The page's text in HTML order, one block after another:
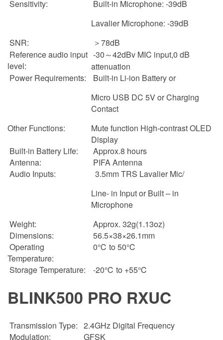
Sensitivity:
Built-in Microphone: -39dB
Lavalier Microphone: -39dB
SNR:
＞78dB
Reference audio input
level:
-30～42dBv MIC input,0 dB
attenuation
Power Requirements:
Built-in Li-ion Battery or
Micro USB DC 5V or Charging
Contact
Other Functions:
Mute function High-contrast OLED
Display
Built-in Battery Life:
Approx.8 hours
Antenna:
PIFA Antenna
Audio Inputs:
3.5mm TRS Lavalier Mic/
Line- in Input or Built – in
Microphone
Weight:
Approx. 32g(1.13oz)
Dimensions:
56.5×38×26.1mm
Operating
Temperature:
0℃ to 50℃
Storage Temperature:
-20℃ to +55℃
BLINK500 PRO RXUC
Transmission Type: 2.4GHz Digital Frequency
Modulation:
GFSK